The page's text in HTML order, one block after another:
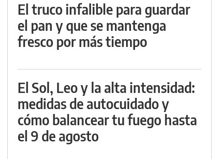
El truco infalible para guardar
el pan y que se mantenga
fresco por más tiempo
El Sol, Leo y la alta intensidad:
medidas de autocuidado y
cómo balancear tu fuego hasta
el 9 de agosto